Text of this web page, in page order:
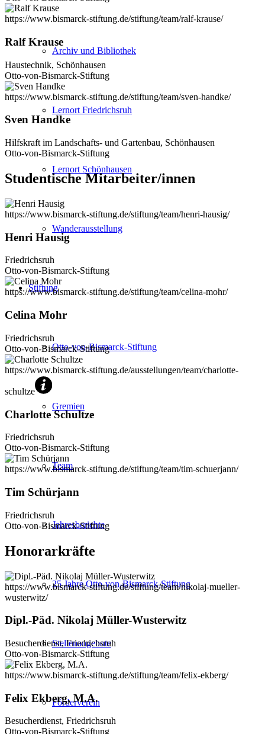
Archiv und Bibliothek
Lernort Friedrichsruh
Lernort Schönhausen
Wanderausstellung
Stiftung
Otto-von-Bismarck-Stiftung
Gremien
Team
Jahresberichte
25 Jahre Otto-von-Bismarck-Stiftung
Stellenangebote
Förderverein
https://www.bismarck-stiftung.de/stiftung/team/ralf-krause/
Ralf Krause
Haustechnik, Schönhausen
Otto-von-Bismarck-Stiftung
https://www.bismarck-stiftung.de/stiftung/team/sven-handke/
Sven Handke
Hilfskraft im Landschafts- und Gartenbau, Schönhausen
Otto-von-Bismarck-Stiftung
Studentische Mitarbeiter/innen
https://www.bismarck-stiftung.de/stiftung/team/henri-hausig/
Henri Hausig
Friedrichsruh
Otto-von-Bismarck-Stiftung
https://www.bismarck-stiftung.de/stiftung/team/celina-mohr/
Celina Mohr
Friedrichsruh
Otto-von-Bismarck-Stiftung
https://www.bismarck-stiftung.de/ausstellungen/team/charlotte-
schultze
Charlotte Schultze
Friedrichsruh
Otto-von-Bismarck-Stiftung
https://www.bismarck-stiftung.de/stiftung/team/tim-schuerjann/
Tim Schürjann
Friedrichsruh
Otto-von-Bismarck-Stiftung
Honorarkräfte
https://www.bismarck-stiftung.de/stiftung/team/nikolaj-mueller-
wusterwitz/
Dipl.-Päd. Nikolaj Müller-Wusterwitz
Besucherdienst, Friedrichsruh
Otto-von-Bismarck-Stiftung
https://www.bismarck-stiftung.de/stiftung/team/felix-ekberg/
Felix Ekberg, M.A.
Besucherdienst, Friedrichsruh
Otto-von-Bismarck-Stiftung